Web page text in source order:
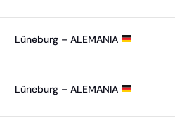
Lüneburg – ALEMANIA
Lüneburg – ALEMANIA